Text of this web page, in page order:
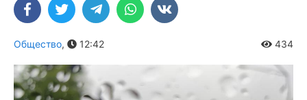
Общество, 12:42 434